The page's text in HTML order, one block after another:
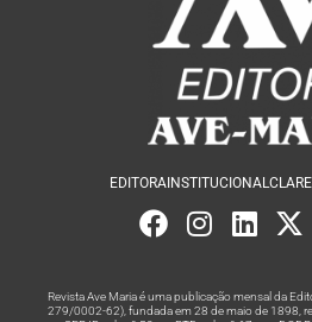
EDITORA INSTITUCIONAL
Revista Ave Maria é uma publicação mensal da
279/0002-62), fundada em 28 de maio de 1898,